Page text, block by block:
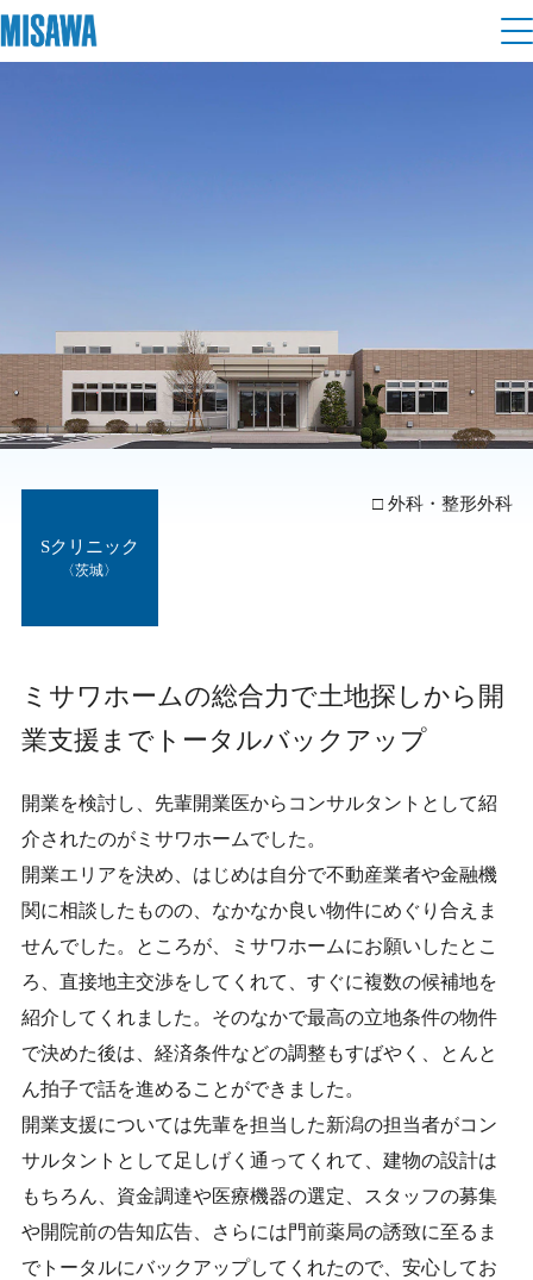
テクノロジー（住まいの性能）
建築事例・建築実例
住まいづくりガイド
分譲住宅（建売・土地）検索
スムストック検索
分譲マンション検索
売る [MISAWA RELAY]
住まいの売却
これから住まいをご検討の方
多彩な動画やこだわりが詰まった建築実例、注目の最新情報など、
住まいづくりを楽しく学べるデジタルラウンジです。
ホームラウンジ 新築・戸建て
賃貸住宅
賃貸併用住宅
店舗・各種施設
土地活用モデルルーム見学
土地活用実例
法人のお客さま
企業不動産活用（CRE）戦略
社宅建築
医療・介護・子育て・障がい福祉施設
これから土地活用・賃貸経営をご検討の方
土地活用の基礎から長期安定経営を目指すオーナー様まで、賃貸経
営に役立つ多彩な情報を幅広くお届けします。
ホームラウンジ 土地活用・賃貸経営
戸建て・マンション
ミサワリフォームとは
リフォーム事例
事業用リノベーション
リフォーム営業所
これからリフォームをご検討の方
実例動画や基礎知識、収納の工夫など、理想の住まいを叶えるリフ
ォームの具体策とアイデアを豊富にご用意しています。
ホームラウンジ リフォーム
まちづくり
複合開発・投資開発
複合開発事業（ASMACI-アスマチ-）
再開発・官民連携事業
建築再生事業
事業用地・事業用建物
分譲用地
すべてのフィールドに新しい価値をデザインし、持続可能な未来志
向のまちづくりを実現していきます。
ミサワゼネラルソリューション
オーナーサポート
サポートメニュー
住まいるりんぐ（ロングサポート）
保証制度
アフターメンテナンス
ミサワリフォーム
ご相談窓口
お客様センター
ミサワホームオーナーさま・リフォーム工事ご契約者さまとミサワ
ホームを結ぶコミュニケーションサイト。お得・便利・安心なコン
テンツや、ミサワホームからの大切なお知らせなど配信していま
す。
ミサワオーナーズクラブ
企業・IR情報
企業・IR
MISAWAについて
ミサワホームグループ
IR情報
SDGs
環境活動
採用情報
新卒者採用
中途採用
障がい者採用
ウエルネス事業
展示場・
Sクリニック
〈茨城〉
外科・整形外科
ミサワホームの総合力で土地探しから開
業支援までトータルバックアップ
開業を検討し、先輩開業医からコンサルタントとして紹
介されたのがミサワホームでした。
開業エリアを決め、はじめは自分で不動産業者や金融機
関に相談したものの、なかなか良い物件にめぐり合えま
せんでした。ところが、ミサワホームにお願いしたとこ
ろ、直接地主交渉をしてくれて、すぐに複数の候補地を
紹介してくれました。そのなかで最高の立地条件の物件
で決めた後は、経済条件などの調整もすばやく、とんと
ん拍子で話を進めることができました。
開業支援については先輩を担当した新潟の担当者がコン
サルタントとして足しげく通ってくれて、建物の設計は
もちろん、資金調達や医療機器の選定、スタッフの募集
や開院前の告知広告、さらには門前薬局の誘致に至るま
でトータルにバックアップしてくれたので、安心してお